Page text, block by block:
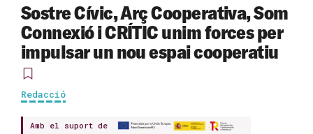
Sostre Cívic, Arç Cooperativa, Som
Connexió i CRÍTIC unim forces per
impulsar un nou espai cooperatiu
Redacció
Amb el suport de